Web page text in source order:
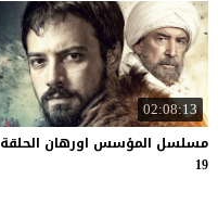
02:08:13
مسلسل المؤسس اورهان الحلقة
19